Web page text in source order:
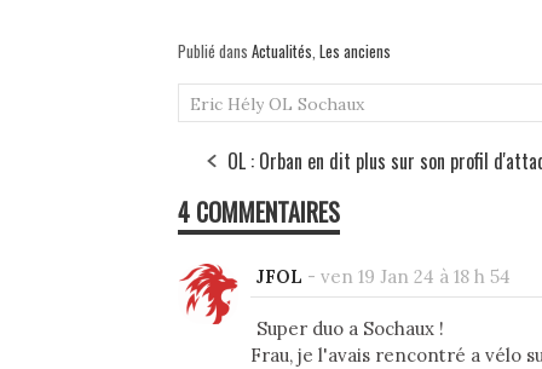
Publié dans Actualités, Les anciens
Eric Hély OL Sochaux
OL : Orban en dit plus sur son profil
4 COMMENTAIRES
JFOL - ven 19 Jan 24 à 18 h 54
Super duo a Sochaux !
Frau, je l'avais rencontré a vélo